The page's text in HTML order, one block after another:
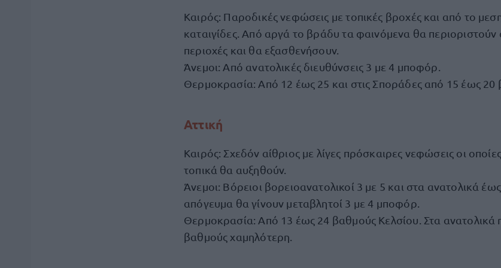
Καιρός: Παροδικές νεφώσεις με τοπικές βροχές και από το
καταιγίδες. Από αργά το βράδυ τα φαινόμενα θα περιοριστούν
περιοχές και θα εξασθενήσουν.
Άνεμοι: Από ανατολικές διευθύνσεις 3 με 4 μποφόρ.
Θερμοκρασία: Από 12 έως 25 και στις Σποράδες από 15 έως 20
Αττική
Καιρός: Σχεδόν αίθριος με λίγες πρόσκαιρες νεφώσεις οι
τοπικά θα αυξηθούν.
Άνεμοι: Βόρειοι βορειοανατολικοί 3 με 5 και στα ανατολικά
απόγευμα θα γίνουν μεταβλητοί 3 με 4 μποφόρ.
Θερμοκρασία: Από 13 έως 24 βαθμούς Κελσίου. Στα ανατολικά
βαθμούς χαμηλότερη.